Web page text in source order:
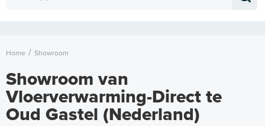
Home Showroom
Showroom van
Vloerverwarming-Direct te
Oud Gastel (Nederland)